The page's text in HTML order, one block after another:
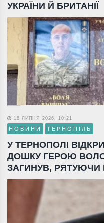
УКРАЇНИ Й БРИТАНІЇ
18 ЛИПНЯ 2026, 10:21
НОВИНИ ТЕРНОПІЛЬ
У ТЕРНОПОЛІ
ДОШКУ ГЕРОЮ
ЗАГИНУВ, РЯТУЮЧИ